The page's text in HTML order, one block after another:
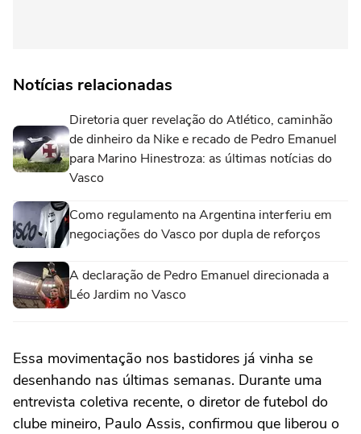
Notícias relacionadas
Diretoria quer revelação do Atlético, caminhão
de dinheiro da Nike e recado de Pedro Emanuel
para Marino Hinestroza: as últimas notícias do
Vasco
Como regulamento na Argentina interferiu em
negociações do Vasco por dupla de reforços
A declaração de Pedro Emanuel direcionada a
Léo Jardim no Vasco
Essa movimentação nos bastidores já vinha se
desenhando nas últimas semanas. Durante uma
entrevista coletiva recente, o diretor de futebol do
clube mineiro, Paulo Assis, confirmou que liberou o